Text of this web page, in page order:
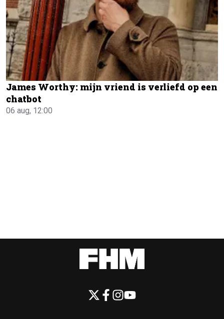
James Worthy: mijn vriend is verliefd op een
chatbot
06 aug, 12:00